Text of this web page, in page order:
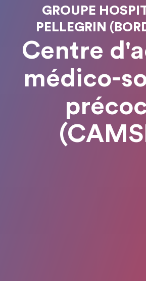
GROUPE
PELLEGRIN
Centre
médico-